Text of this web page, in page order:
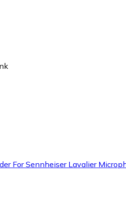
For Sennheiser Lavalier